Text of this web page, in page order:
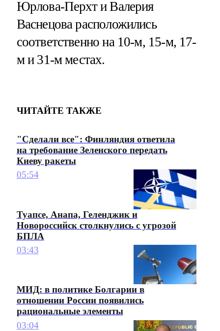
Юрлова-Перхт и Валерия
Васнецова расположились
соответственно на 10-м, 15-м, 17-
м и 31-м местах.
ЧИТАЙТЕ ТАКЖЕ
"Сделали все": Финляндия ответила
на требование Зеленского передать
Киеву ракеты
05:54
Туапсе, Анапа, Геленджик и
Новороссийск столкнулись с угрозой
БПЛА
03:43
МИД: в политике Болгарии в
отношении России появились
рациональные элементы
03:04